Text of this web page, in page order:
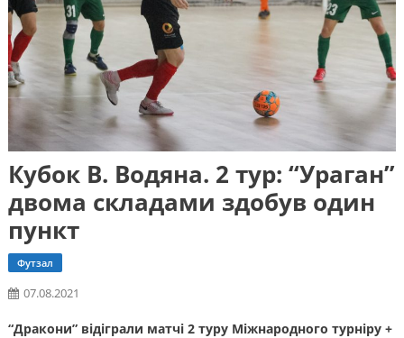
Кубок В. Водяна. 2 тур: “Ураган”
двома складами здобув один
пункт
Футзал
07.08.2021
“Дракони” відіграли матчі 2 туру Міжнародного турніру +